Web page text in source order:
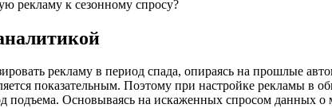
рекламу в период спада, опираясь на прошлые
показательным. Поэтому при настройке рекламы
подъема. Основываясь на искаженных спросом данных